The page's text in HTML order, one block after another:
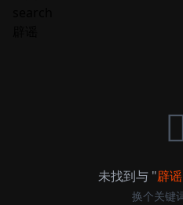
未找到与 "辟谣
换个关键